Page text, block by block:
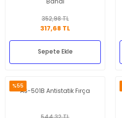
352,98 TL
317,68 TL
Sepete Ekle
%55
AS-501B Antistatik Fırça